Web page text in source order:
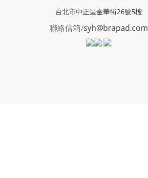
台北市中正區金華街26號5樓
聯絡信箱/syh@brapad.com